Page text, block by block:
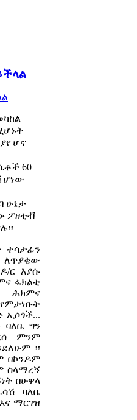
ሆኖ
60
ሆነው
ሁኔታ
ፖዘቲቭ
ተሳታፊን
ለጥያቄው
ር እያሱ
ፋክልቲ
ሕክምና
ኢሶጎች...
ባለቤ ግን
ምንም
፡፡
በኮንዶም
ስላማረኝ
በሁዋላ
ባለቤ
ማርገዝ